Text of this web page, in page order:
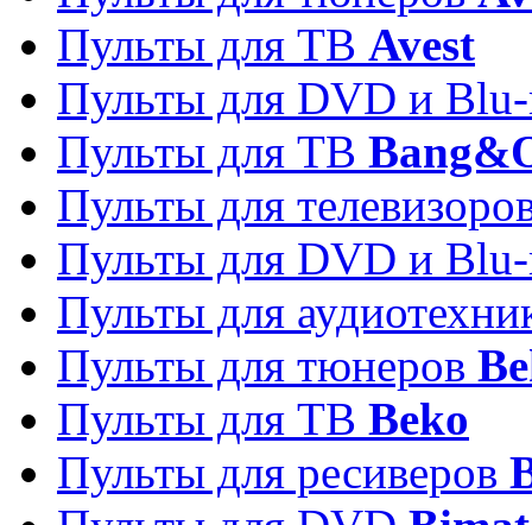
Пульты для ТВ Avest
Пульты для DVD и
Пульты для ТВ
Пульты для
Пульты для DVD и
Пульты для
Пульты для тюнеров
Пульты для ТВ Beko
Пульты для ресиверов